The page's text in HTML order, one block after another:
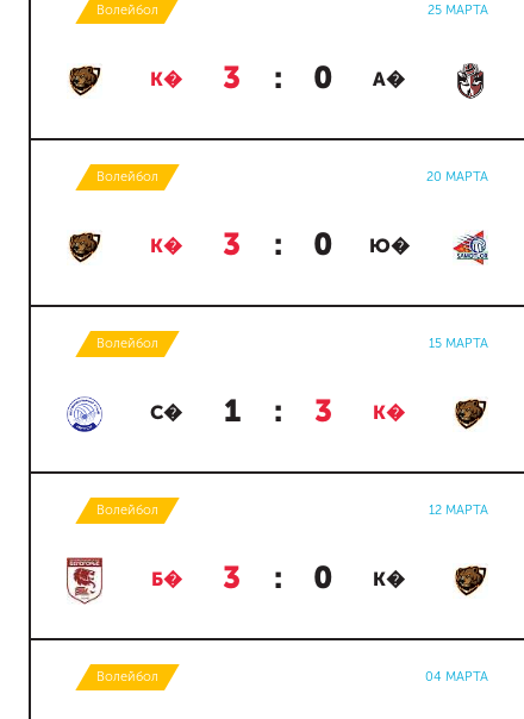
Волейбол 25 МАРТА
К� 3 : 0 А�
Волейбол 20 МАРТА
К� 3 : 0 Ю�
Волейбол 15 МАРТА
С� 1 : 3 К�
Волейбол 12 МАРТА
Б� 3 : 0 К�
Волейбол 04 МАРТА